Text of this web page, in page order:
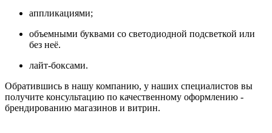
аппликациями;
объемными буквами со светодиодной подсветкой или
без неё.
лайт-боксами.
Обратившись в нашу компанию, у наших специалистов вы
получите консультацию по качественному оформлению -
брендированию магазинов и витрин.